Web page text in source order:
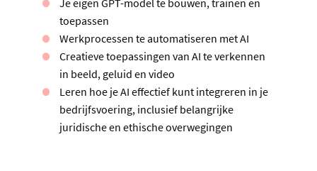
Je eigen GPT-model te bouwen, trainen en
toepassen
Werkprocessen te automatiseren met AI
Creatieve toepassingen van AI te verkennen
in beeld, geluid en video
Leren hoe je AI effectief kunt integreren in je
bedrijfsvoering, inclusief belangrijke
juridische en ethische overwegingen